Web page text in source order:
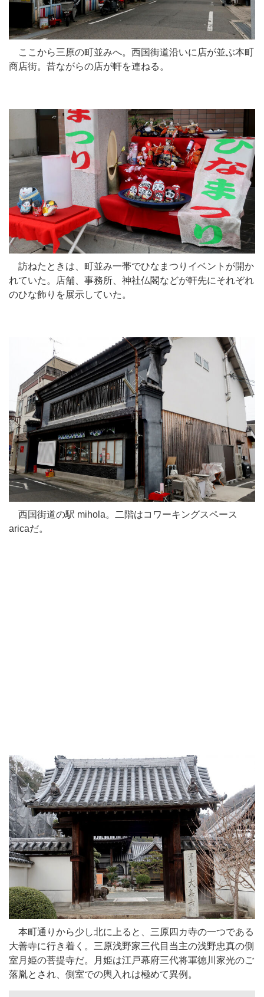
ここから三原の町並みへ。西国街道沿いに店が並ぶ本町
商店街。昔ながらの店が軒を連ねる。
訪ねたときは、町並み一帯でひなまつりイベントが開か
れていた。店舗、事務所、神社仏閣などが軒先にそれぞれ
のひな飾りを展示していた。
西国街道の駅 mihola。二階はコワーキングスペース
aricaだ。
本町通りから少し北に上ると、三原四カ寺の一つである
大善寺に行き着く。三原浅野家三代目当主の浅野忠真の側
室月姫の菩提寺だ。月姫は江戸幕府三代将軍徳川家光のご
落胤とされ、側室での輿入れは極めて異例。